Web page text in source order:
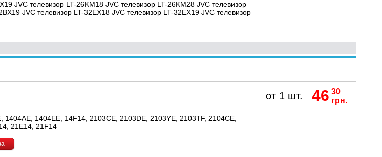
JVC телевизор LT-26KM18 JVC телевизор LT-26KM28 JVC телевизор
JVC телевизор LT-32EX18 JVC телевизор LT-32EX19 JVC телевизор
1404AE, 1404EE, 14F14, 2103CE, 2103DE, 2103YE, 2103TF, 2104CE,
21E14, 21F14
от 1 шт. 46 30
грн.